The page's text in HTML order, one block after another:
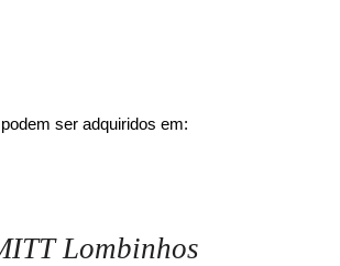
ser adquiridos em:
Lombinhos